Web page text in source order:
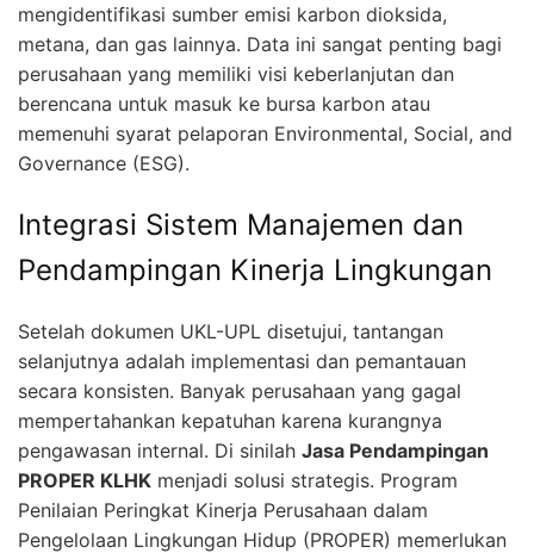
mengidentifikasi sumber emisi karbon dioksida,
metana, dan gas lainnya. Data ini sangat penting bagi
perusahaan yang memiliki visi keberlanjutan dan
berencana untuk masuk ke bursa karbon atau
memenuhi syarat pelaporan Environmental, Social, and
Governance (ESG).
Integrasi Sistem Manajemen dan
Pendampingan Kinerja Lingkungan
Setelah dokumen UKL-UPL disetujui, tantangan
selanjutnya adalah implementasi dan pemantauan
secara konsisten. Banyak perusahaan yang gagal
mempertahankan kepatuhan karena kurangnya
pengawasan internal. Di sinilah Jasa Pendampingan
PROPER KLHK menjadi solusi strategis. Program
Penilaian Peringkat Kinerja Perusahaan dalam
Pengelolaan Lingkungan Hidup (PROPER) memerlukan